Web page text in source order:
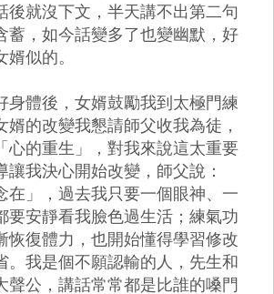
後就沒下文，半天講不出第二句
蓄，如今話變多了也變幽默，好
似的。
體後，女婿鼓勵我到太極門練
婿的改變我懇請師父收我為徒，
心的重生」，對我來說這太重要
讓我決心開始改變，師父說：
在」，過去我只要一個眼神、一
要安靜看我臉色過生活；練氣功
恢復體力，也開始懂得學習修改
。我是個不願認輸的人，先生和
聲公，講話常常都是比誰的嗓門